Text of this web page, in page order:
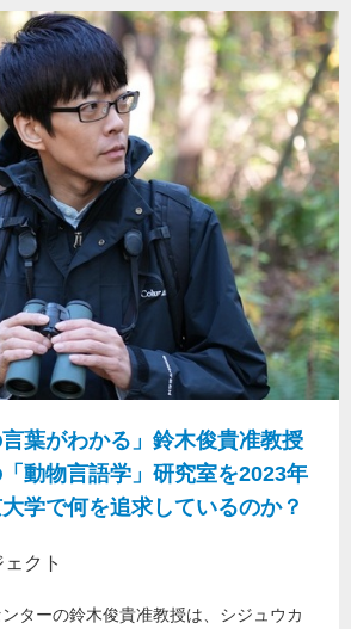
言葉がわかる」鈴木俊貴准教授
動物言語学」研究室を2023年
学で何を追求しているのか？
クト
ターの鈴木俊貴准教授は、シジュウカ